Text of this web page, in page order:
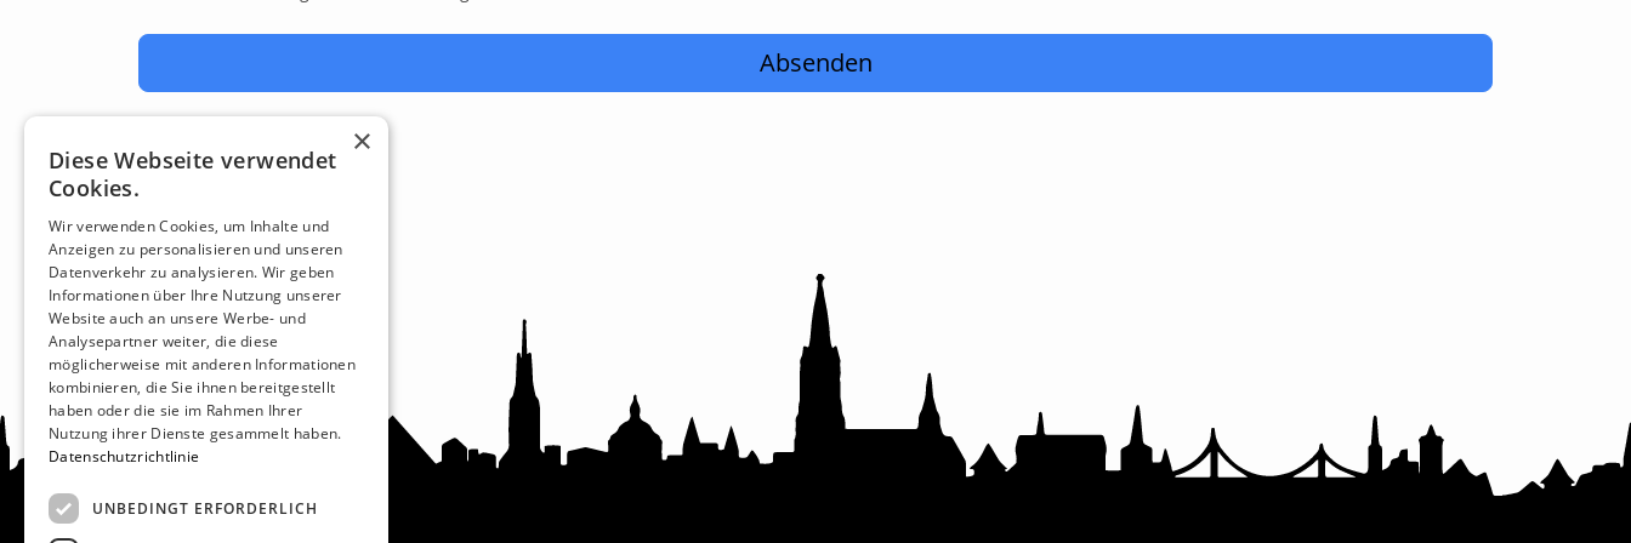
Absenden
×
Diese Webseite verwendet
Cookies.
Wir verwenden Cookies, um Inhalte und
Anzeigen zu personalisieren und unseren
Datenverkehr zu analysieren. Wir geben
Informationen über Ihre Nutzung unserer
Website auch an unsere Werbe- und
Analysepartner weiter, die diese
möglicherweise mit anderen Informationen
kombinieren, die Sie ihnen bereitgestellt
haben oder die sie im Rahmen Ihrer
Nutzung ihrer Dienste gesammelt haben.
Datenschutzrichtlinie
UNBEDINGT ERFORDERLICH